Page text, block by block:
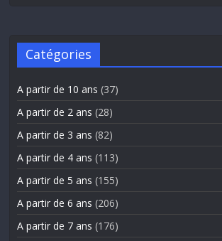
Catégories
A partir de 10 ans (37)
A partir de 2 ans (28)
A partir de 3 ans (82)
A partir de 4 ans (113)
A partir de 5 ans (155)
A partir de 6 ans (206)
A partir de 7 ans (176)